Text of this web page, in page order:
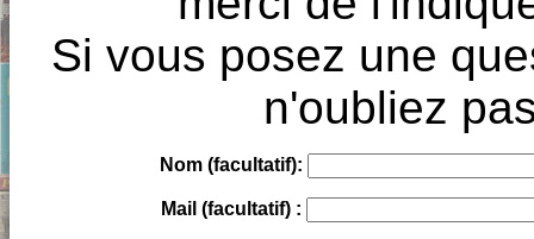
Si vous posez une
n'oubliez
Nom (facultatif):
Mail (facultatif) :